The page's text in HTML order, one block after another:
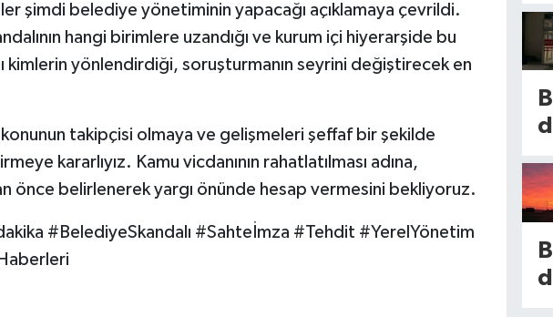
şimdi belediye yönetiminin yapacağı açıklamaya çevrildi.
hangi birimlere uzandığı ve kurum içi hiyerarşide bu
kimlerin yönlendirdiği, soruşturmanın seyrini değiştirecek en
konunun takipçisi olmaya ve gelişmeleri şeffaf bir şekilde
kararlıyız. Kamu vicdanının rahatlatılması adına,
önce belirlenerek yargı önünde hesap vermesini bekliyoruz.
#BelediyeSkandalı #Sahteİmza #Tehdit #YerelYönetim
n
n